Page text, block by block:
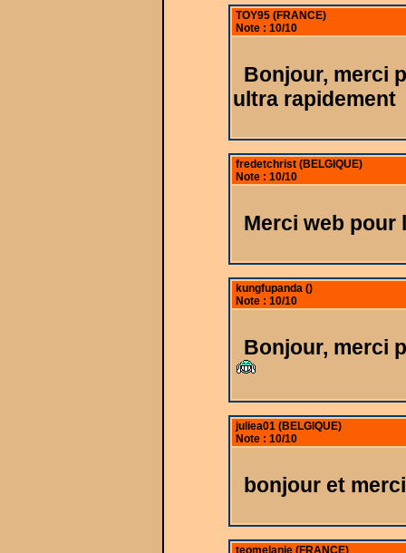
TOY95 (FRANCE)
Note : 10/10
Bonjour, merci
ultra rapidement
fredetchrist (BELGIQUE)
Note : 10/10
Merci web
kungfupanda ()
Note : 10/10
Bonjour, merci
juliea01 (BELGIQUE)
Note : 10/10
bonjour et
teomelanie (FRANCE)